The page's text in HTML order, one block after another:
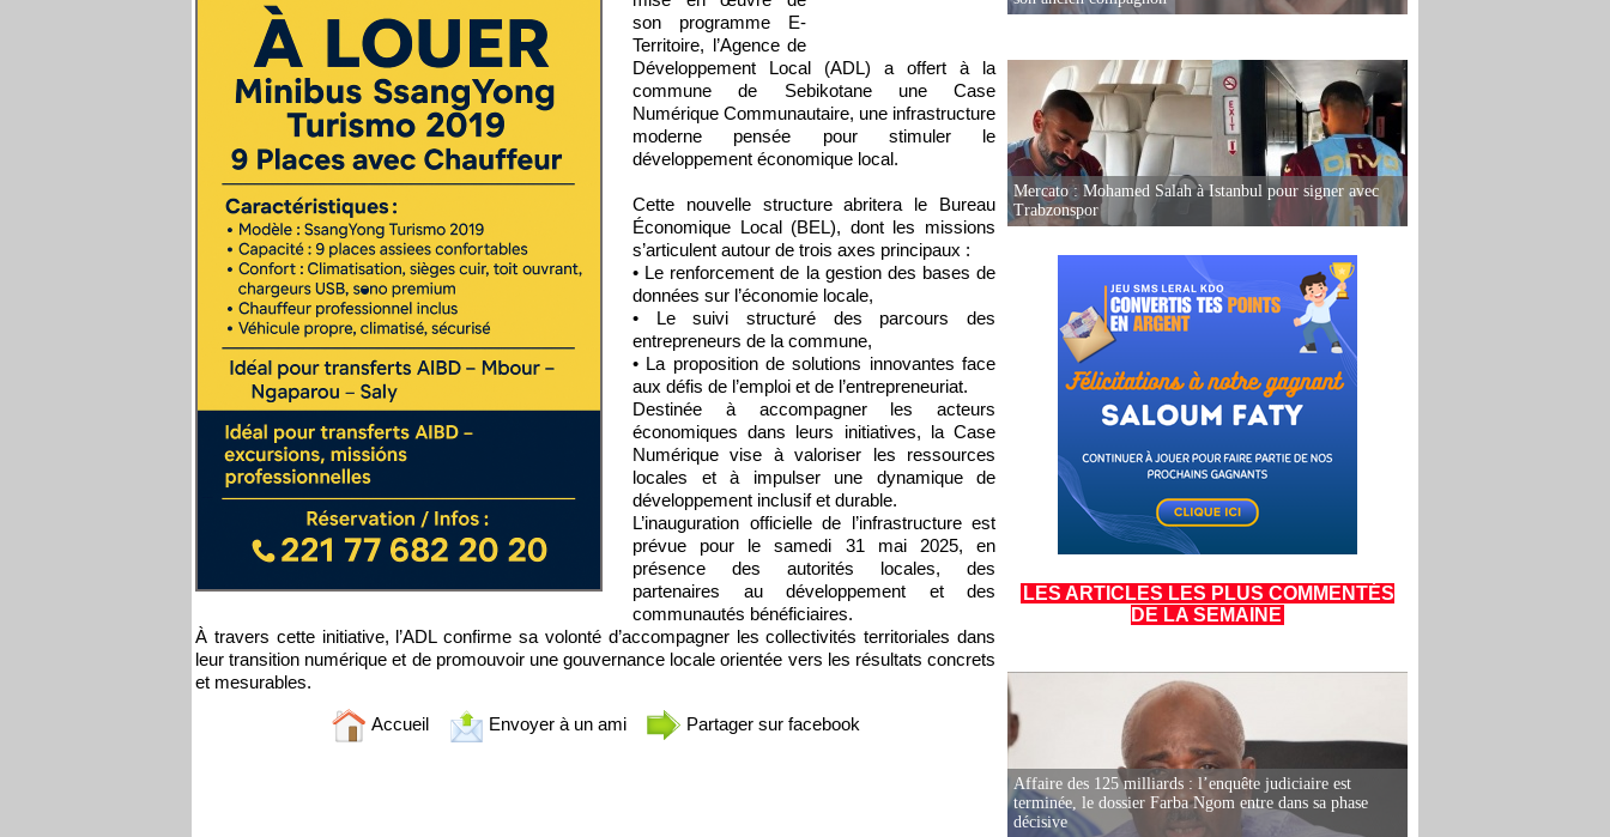
son programme E-
Territoire, l’Agence de
Développement Local (ADL) a offert à la
commune de Sebikotane une Case
Numérique Communautaire, une infrastructure
moderne pensée pour stimuler le
développement économique local.
Cette nouvelle structure abritera le Bureau
Économique Local (BEL), dont les missions
s’articulent autour de trois axes principaux :
• Le renforcement de la gestion des bases de
données sur l’économie locale,
• Le suivi structuré des parcours des
entrepreneurs de la commune,
• La proposition de solutions innovantes face
aux défis de l’emploi et de l’entrepreneuriat.
Destinée à accompagner les acteurs
économiques dans leurs initiatives, la Case
Numérique vise à valoriser les ressources
locales et à impulser une dynamique de
développement inclusif et durable.
L’inauguration officielle de l’infrastructure est
prévue pour le samedi 31 mai 2025, en
présence des autorités locales, des
partenaires au développement et des
communautés bénéficiaires.
À travers cette initiative, l’ADL confirme sa volonté d’accompagner les collectivités territoriales dans
leur transition numérique et de promouvoir une gouvernance locale orientée vers les résultats concrets
et mesurables.
Accueil Envoyer à un ami Partager sur facebook
Mercato : Mohamed Salah à Istanbul pour signer avec
Trabzonspor
LES ARTICLES LES PLUS COMMENTÉS
DE LA SEMAINE
Affaire des 125 milliards : l’enquête judiciaire est
terminée, le dossier Farba Ngom entre dans sa phase
décisive